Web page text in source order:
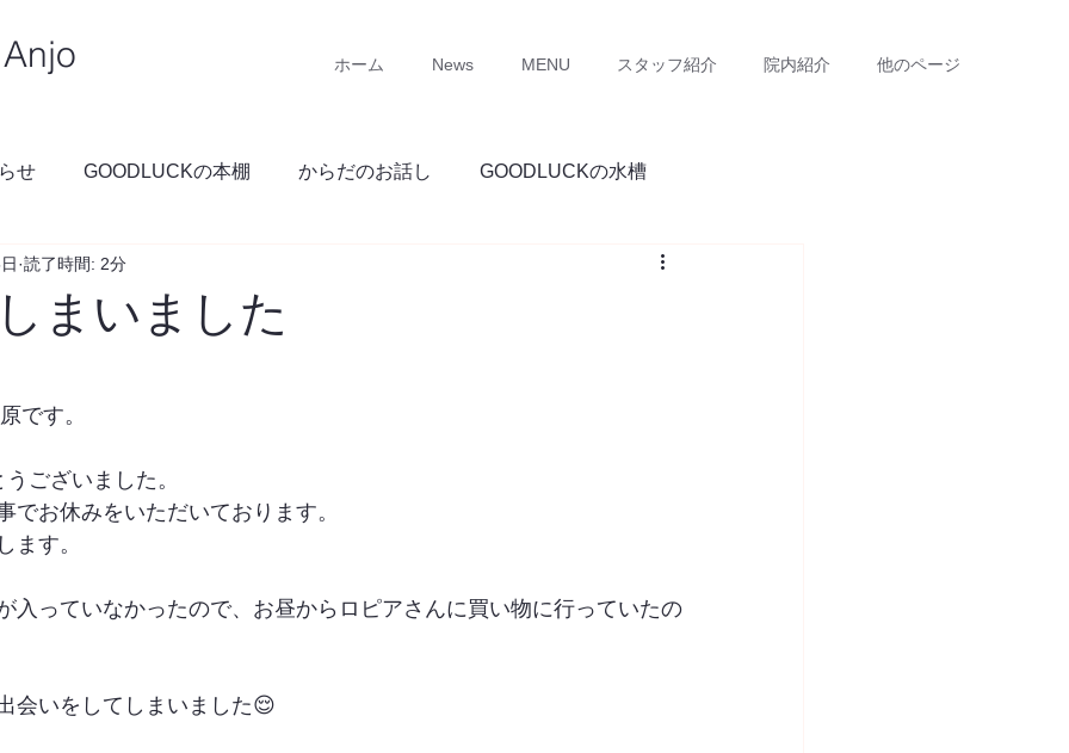
ホーム News MENU スタッフ紹介 院内紹介 他のページ
せ GOODLUCKの本棚 からだのお話し GOODLUCKの水槽
GOODLUCKブログ
まいました
読了時間: 2分
です。
ございました。
でお休みをいただいております。
ます。
入っていなかったので、お昼からロピアさんに買い物に行っていたの
会いをしてしまいました😌